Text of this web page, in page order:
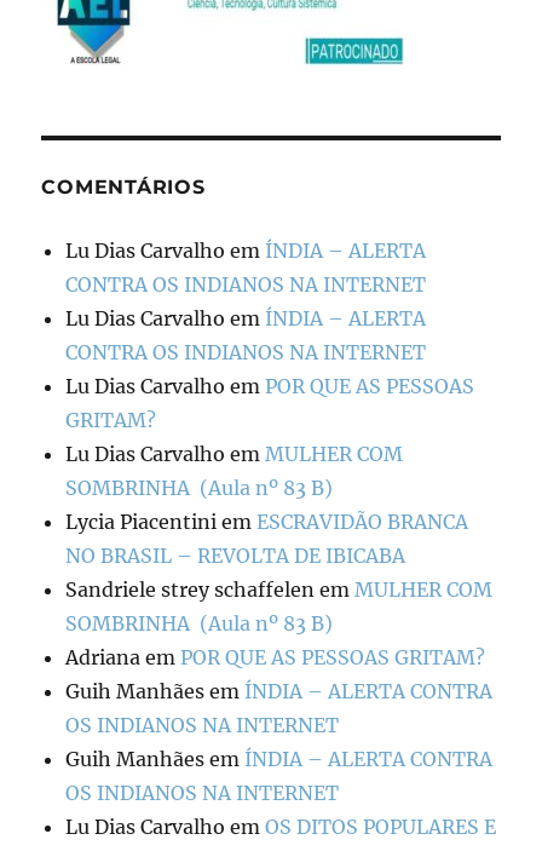
COMENTÁRIOS
Lu Dias Carvalho em ÍNDIA – ALERTA
CONTRA OS INDIANOS NA INTERNET
Lu Dias Carvalho em ÍNDIA – ALERTA
CONTRA OS INDIANOS NA INTERNET
Lu Dias Carvalho em POR QUE AS PESSOAS
GRITAM?
Lu Dias Carvalho em MULHER COM
SOMBRINHA (Aula nº 83 B)
Lycia Piacentini emESCRAVIDÃO BRANCA
NO BRASIL – REVOLTA DE IBICABA
Sandriele strey schaffelen em MULHER COM
SOMBRINHA (Aula nº 83 B)
Adriana em POR QUE AS PESSOAS GRITAM?
Guih Manhães em ÍNDIA – ALERTA CONTRA
OS INDIANOS NA INTERNET
Guih Manhães em ÍNDIA – ALERTA CONTRA
OS INDIANOS NA INTERNET
Lu Dias Carvalho emOS DITOS POPULARES E